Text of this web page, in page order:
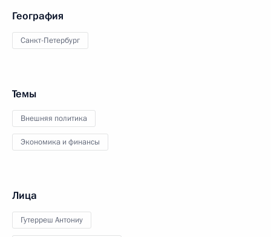
География
Санкт-Петербург
Темы
Внешняя политика
Экономика и финансы
Лица
Гутерреш Антониу